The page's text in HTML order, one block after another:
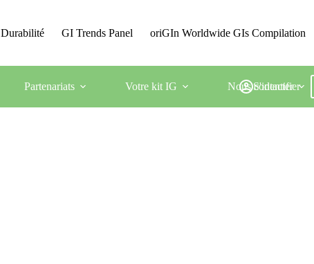
Durabilité GI Trends Panel oriGIn Worldwide GIs Compilation
Partenariats Votre kit IG Nous contacter
S'identifier